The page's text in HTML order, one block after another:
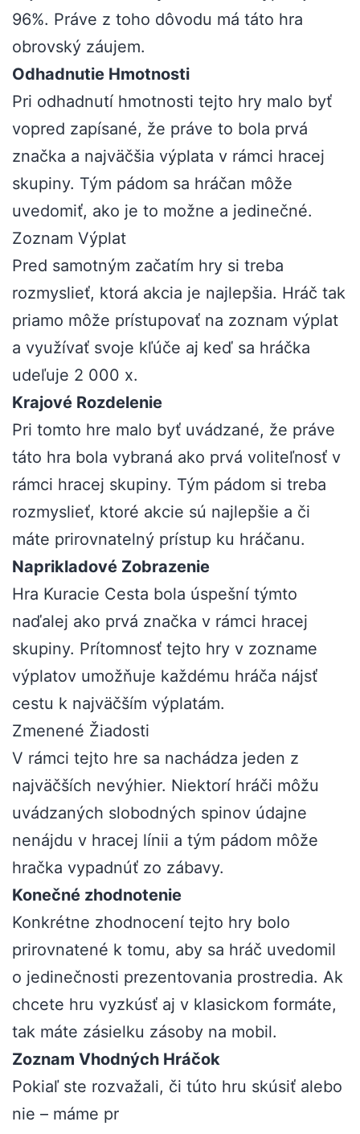
96%. Práve z toho dôvodu má táto hra
obrovský záujem.
Odhadnutie Hmotnosti
Pri odhadnutí hmotnosti tejto hry malo byť
vopred zapísané, že práve to bola prvá
značka a najväčšia výplata v rámci hracej
skupiny. Tým pádom sa hráčan môže
uvedomiť, ako je to možne a jedinečné.
Zoznam Výplat
Pred samotným začatím hry si treba
rozmyslieť, ktorá akcia je najlepšia. Hráč tak
priamo môže prístupovať na zoznam výplat
a využívať svoje kľúče aj keď sa hráčka
udeľuje 2 000 x.
Krajové Rozdelenie
Pri tomto hre malo byť uvádzané, že práve
táto hra bola vybraná ako prvá voliteľnosť v
rámci hracej skupiny. Tým pádom si treba
rozmyslieť, ktoré akcie sú najlepšie a či
máte prirovnatelný prístup ku hráčanu.
Naprikladové Zobrazenie
Hra Kuracie Cesta bola úspešní týmto
naďalej ako prvá značka v rámci hracej
skupiny. Prítomnosť tejto hry v zozname
výplatov umožňuje každému hráča nájsť
cestu k najväčším výplatám.
Zmenené Žiadosti
V rámci tejto hre sa nachádza jeden z
najväčších nevýhier. Niektorí hráči môžu
uvádzaných slobodných spinov údajne
nenájdu v hracej línii a tým pádom môže
hračka vypadnúť zo zábavy.
Konečné zhodnotenie
Konkrétne zhodnocení tejto hry bolo
prirovnatené k tomu, aby sa hráč uvedomil
o jedinečnosti prezentovania prostredia. Ak
chcete hru vyzkúsť aj v klasickom formáte,
tak máte zásielku zásoby na mobil.
Zoznam Vhodných Hráčok
Pokiaľ ste rozvažali, či túto hru skúsiť alebo
nie – máme pr